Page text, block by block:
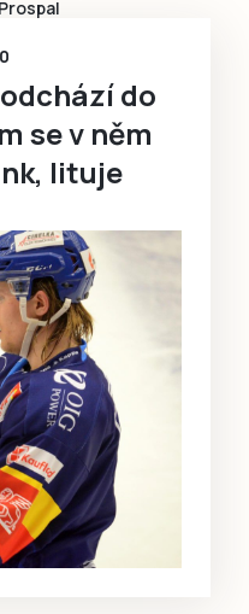
do
se v něm
lituje